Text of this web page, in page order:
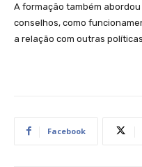
A formação também
conselhos, como
a relação com outras
Facebook